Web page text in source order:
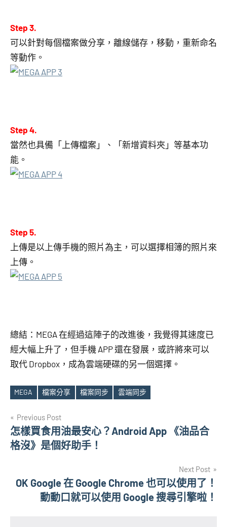
Step 3.
可以針對每個檔案做分享，離線儲存，移動，重新命名
等動作。
Step 4.
當然也具備「上傳檔案」、「新增資料夾」等基本功
能。
Step 5.
上傳是以上傳手機的照片為主，可以選擇相簿的照片來
上傳。
總結：MEGA 在經過這陣子的改進後，我覺得其速度已
經大幅上升了，但手機 APP 還在發展，或許將來可以
取代 Dropbox，成為雲端硬碟的另一個選擇。
Tags
MEGA 檔案分享 檔案同步 雲端同步
文
章
覽
Previous Post
怎樣買食用油最安心？Android App 《油品合
格沒》是個好助手！
Next Post
OK Google 在 Google Chrome 也可以使用了！
動動口就可以使用 Google 搜尋引擎啦！